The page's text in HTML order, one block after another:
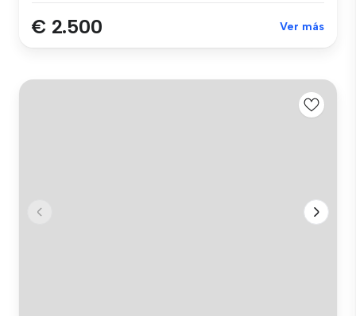
€ 2.500 Ver más